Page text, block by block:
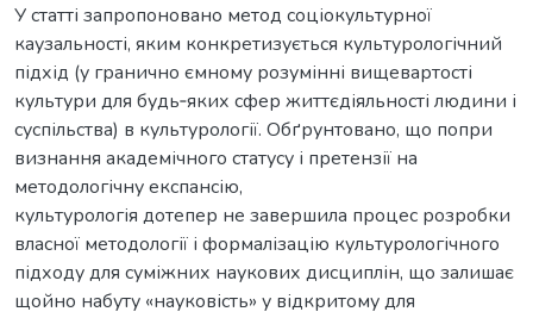
У статті запропоновано метод соціокультурної
каузальності, яким конкретизується культурологічний
підхід (у гранично ємному розумінні вищевартості
культури для будь‐яких сфер життєдіяльності людини і
суспільства) в культурології. Обґрунтовано, що попри
визнання академічного статусу і претензії на
методологічну експансію,
культурологія дотепер не завершила процес розробки
власної методології і формалізацію культурологічного
підходу для суміжних наукових дисциплін, що залишає
щойно набуту «науковість» у відкритому для